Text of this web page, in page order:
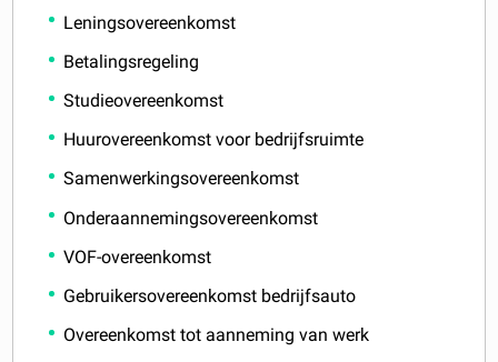
Leningsovereenkomst
Betalingsregeling
Studieovereenkomst
Huurovereenkomst voor bedrijfsruimte
Samenwerkingsovereenkomst
Onderaannemingsovereenkomst
VOF-overeenkomst
Gebruikersovereenkomst bedrijfsauto
Overeenkomst tot aanneming van werk